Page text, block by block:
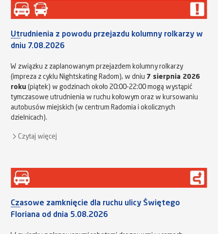
Utrudnienia z powodu przejazdu kolumny rolkarzy w
dniu 7.08.2026
W związku z zaplanowanym przejazdem kolumny rolkarzy
(impreza z cyklu Nightskating Radom), w dniu 7 sierpnia 2026
roku (piątek) w godzinach około 20:00-22:00 mogą wystąpić
tymczasowe utrudnienia w ruchu kołowym oraz w kursowaniu
autobusów miejskich (w centrum Radomia i okolicznych
dzielnicach).
Czytaj więcej
Czasowe zamknięcie dla ruchu ulicy Świętego
Floriana od dnia 5.08.2026